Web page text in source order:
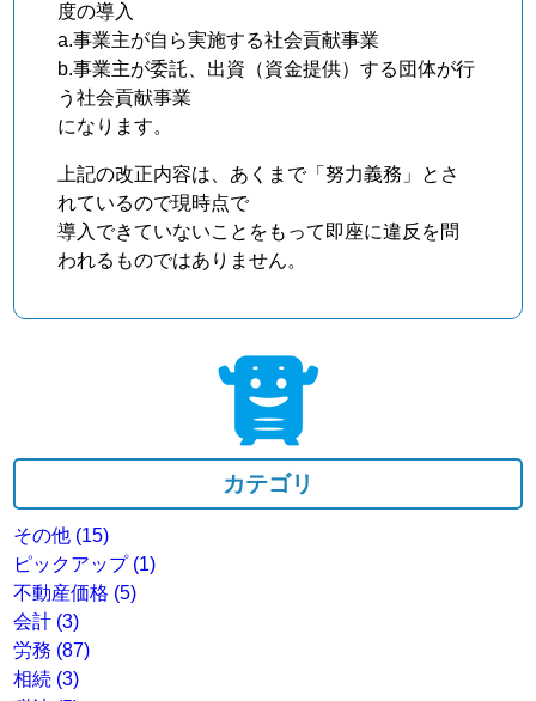
度の導入
a.事業主が自ら実施する社会貢献事業
b.事業主が委託、出資（資金提供）する団体が行
う社会貢献事業
になります。
上記の改正内容は、あくまで「努力義務」とさ
れているので現時点で
導入できていないことをもって即座に違反を問
われるものではありません。
カテゴリ
その他 (15)
ピックアップ (1)
不動産価格 (5)
会計 (3)
労務 (87)
相続 (3)